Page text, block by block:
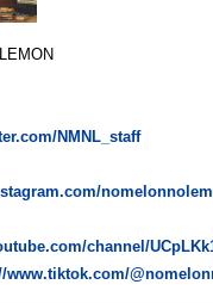
NMNL_staff
channel/
www.tiktok.com/